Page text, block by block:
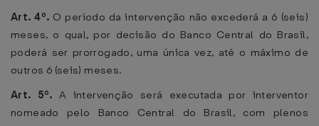
Art. 4º. O período da intervenção não excederá a 6 (seis)
meses, o qual, por decisão do Banco Central do Brasil,
poderá ser prorrogado, uma única vez, até o máximo de
outros 6 (seis) meses.
Art. 5º.A intervenção será executada por interventor
nomeado pelo Banco Central do Brasil, com plenos